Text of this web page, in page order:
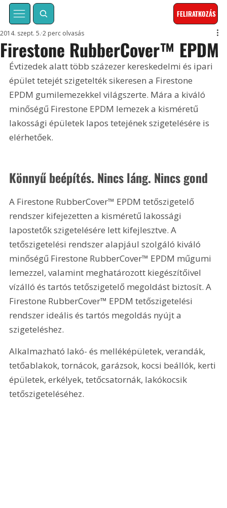
FELIRATKOZÁS
Firestone RubberCover™ EPDM
2014. szept. 5. 2 perc olvasás
Évtizedek alatt több százezer kereskedelmi és ipari
épület tetejét szigetelték sikeresen a Firestone
EPDM gumilemezekkel világszerte. Mára a kiváló
minőségű Firestone EPDM lemezek a kisméretű
lakossági épületek lapos tetejének szigetelésére is
elérhetőek.
Könnyű beépítés. Nincs láng. Nincs gond
A Firestone RubberCover™ EPDM tetőszigetelő
rendszer kifejezetten a kisméretű lakossági
lapostetők szigetelésére lett kifejlesztve. A
tetőszigetelési rendszer alapjául szolgáló kiváló
minőségű Firestone RubberCover™ EPDM műgumi
lemezzel, valamint meghatározott kiegészítőivel
vízálló és tartós tetőszigetelő megoldást biztosít. A
Firestone RubberCover™ EPDM tetőszigetelési
rendszer ideális és tartós megoldás nyújt a
szigeteléshez.
Alkalmazható lakó- és melléképületek, verandák,
tetőablakok, tornácok, garázsok, kocsi beállók, kerti
épületek, erkélyek, tetőcsatornák, lakókocsik
tetőszigeteléséhez.